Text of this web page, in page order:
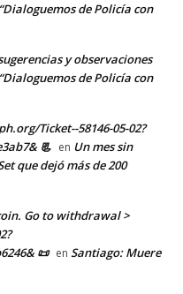
de Policía con
y observaciones
de Policía con
Ticket--58146-05-02?
📃 en Un mes sin
que dejó más de 200
Go to withdrawal >
📜 en Santiago: Muere